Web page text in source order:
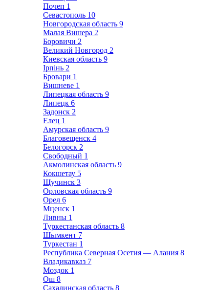
Почеп 1
Севастополь 10
Новгородская область 9
Малая Вишера 2
Боровичи 2
Великий Новгород 2
Киевская область 9
Ірпінь 2
Бровари 1
Вишневе 1
Липецкая область 9
Липецк 6
Задонск 2
Елец 1
Амурская область 9
Благовещенск 4
Белогорск 2
Свободный 1
Акмолинская область 9
Кокшетау 5
Щучинск 3
Орловская область 9
Орел 6
Мценск 1
Ливны 1
Туркестанская область 8
Шымкент 7
Туркестан 1
Республика Северная Осетия — Алания 8
Владикавказ 7
Моздок 1
Ош 8
Сахалинская область 8